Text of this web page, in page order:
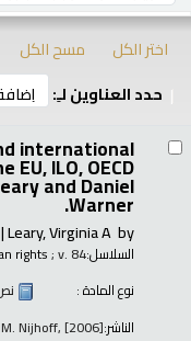
اختر الكل
مسح الكل
حدد العناوين لـِ:
international
ILO, OECD
and Daniel
Warner.
by
Leary, Virginia A
السلاسل: rights; v. 84
نوع المادة :
الناشر:Nijhoff, [2006]